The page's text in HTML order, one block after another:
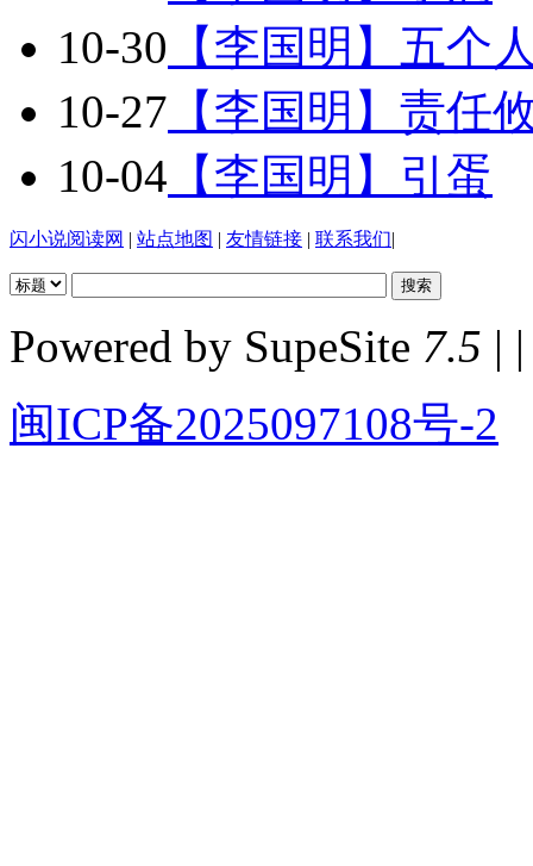
10-30 【李国明】五个
10-27 【李国明】责任
10-04 【李国明】引蛋
闪小说阅读网 | 站点地图 | 友情链接 | 联系我们|
Powered by SupeSite 7.5 | |
闽ICP备2025097108号-2